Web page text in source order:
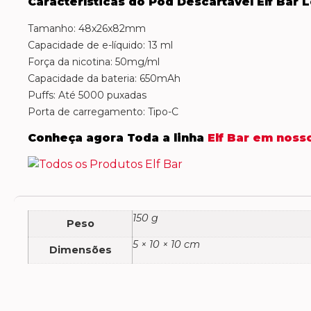
Tamanho: 48x26x82mm
Capacidade de e-líquido: 13 ml
Força da nicotina: 50mg/ml
Capacidade da bateria: 650mAh
Puffs: Até 5000 puxadas
Porta de carregamento: Tipo-C
Conheça agora Toda a linha Elf Bar em
Peso 150 g
Dimensões 5 × 10 × 10 cm